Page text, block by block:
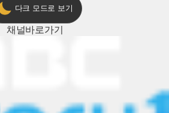
다크 모드로 보기
채널바로가기